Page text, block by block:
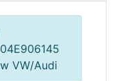
VW/Audi